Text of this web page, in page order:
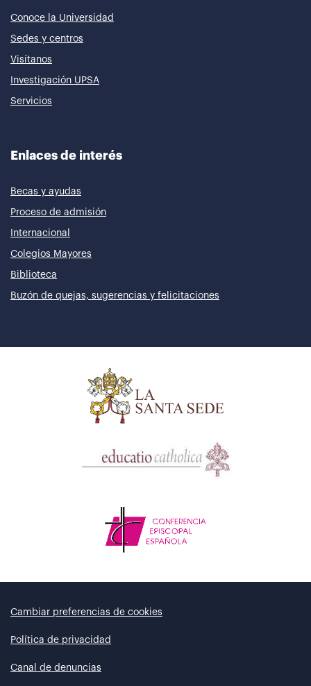
Conoce la Universidad
Sedes y centros
Visítanos
Investigación UPSA
Servicios
Enlaces de interés
Becas y ayudas
Proceso de admisión
Internacional
Colegios Mayores
Biblioteca
Buzón de quejas, sugerencias y felicitaciones
Cambiar preferencias de cookies
Política de privacidad
Canal de denuncias